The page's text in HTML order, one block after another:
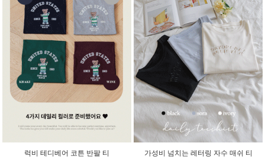
럭비 테디베어 코튼 반팔 티 가성비 넘치는 레터링 자수 매쉬 티